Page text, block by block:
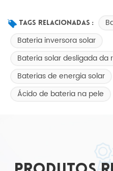
Tags Relacionadas :
Bateria inversora solar
Bateria solar desligada da
Baterias de energia solar
Ácido de bateria na pele